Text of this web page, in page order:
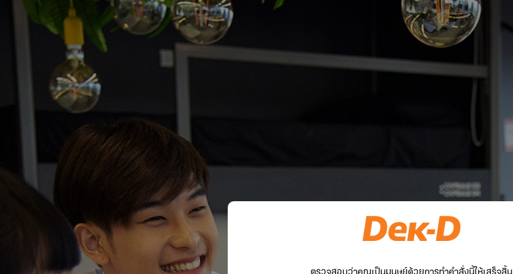
ตรวจสอบว่าคุณเป็นมนุษย์ด้วยการทำคำสั่งนี้ให้เสร็จสิ้น